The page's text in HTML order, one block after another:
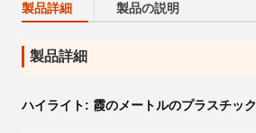
製品詳細 製品の説明
製品詳細
ハイライト: 霞のメートルのプラスチック